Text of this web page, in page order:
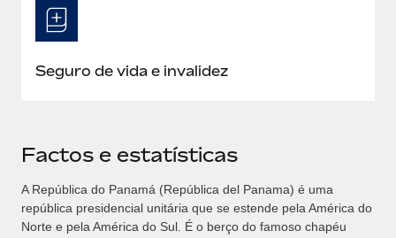
Seguro de vida e invalidez
Factos e estatísticas
A República do Panamá (República del Panama) é uma
república presidencial unitária que se estende pela América do
Norte e pela América do Sul. É o berço do famoso chapéu